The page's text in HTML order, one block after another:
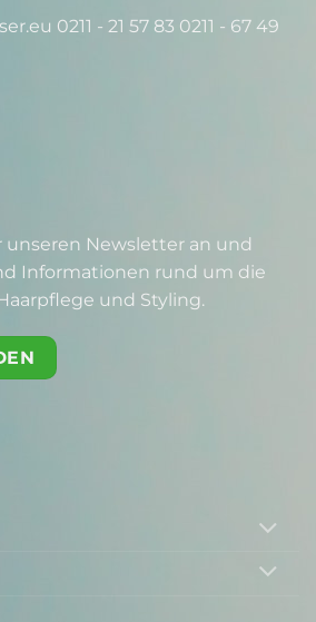
0211 - 21 57 83 0211 - 67 49
unseren Newsletter an und
Informationen rund um die
und Styling.